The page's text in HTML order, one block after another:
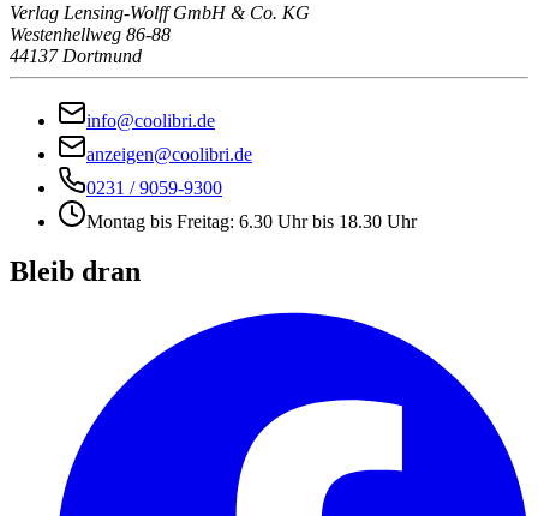
Verlag Lensing-Wolff GmbH & Co. KG
Westenhellweg 86-88
44137 Dortmund
info@coolibri.de
anzeigen@coolibri.de
0231 / 9059-9300
Montag bis Freitag: 6.30 Uhr bis 18.30 Uhr
Bleib dran